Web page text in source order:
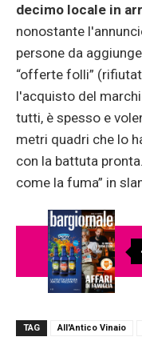
decimo locale in
nonostante
persone da
“offerte folli”
l'acquisto del
tutti, è spesso e
metri quadri che lo
con la battuta
come la fuma” in
TAG All'Antico Vinaio